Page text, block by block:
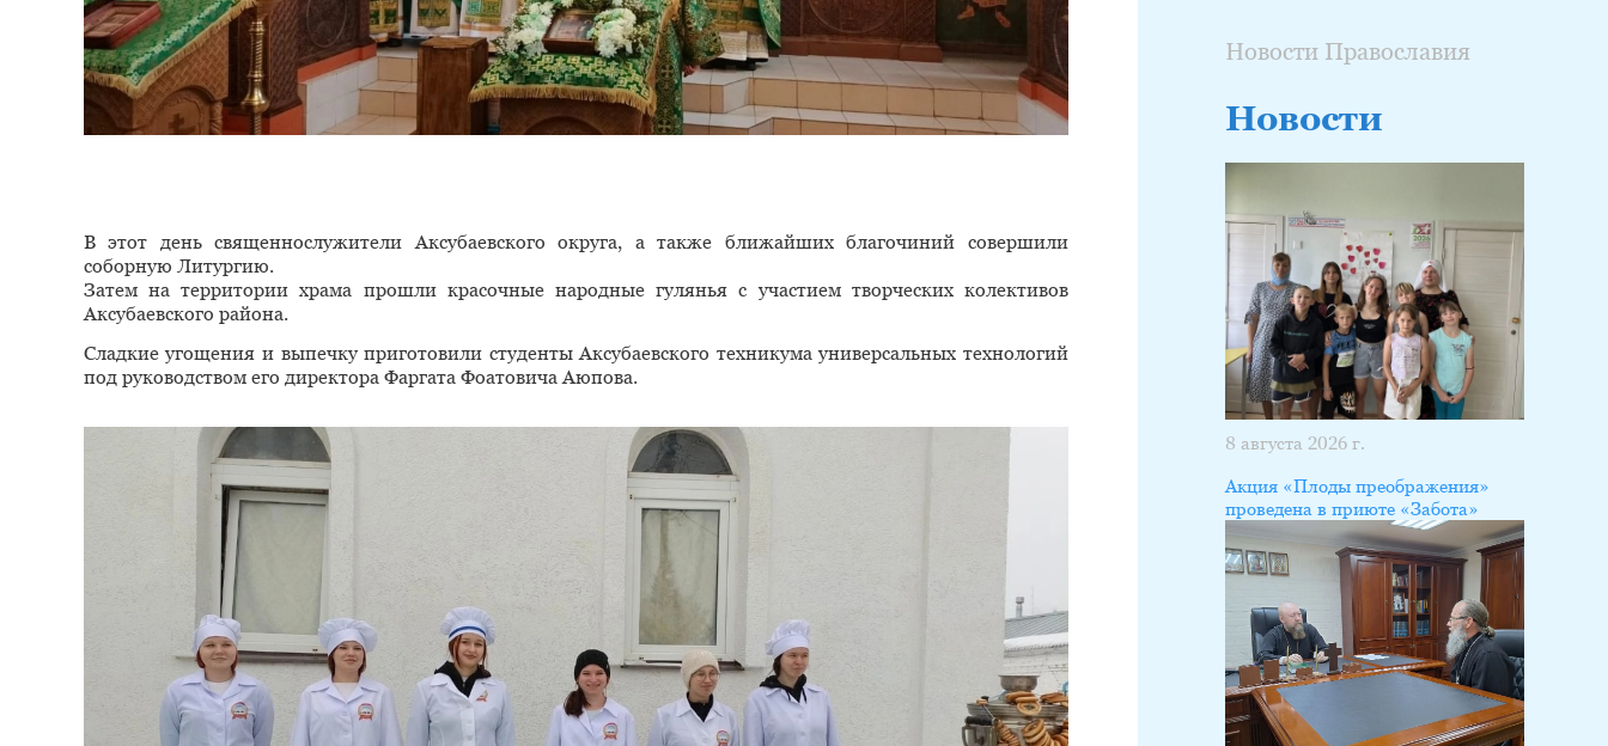
В этот день священнослужители Аксубаевского округа, а также ближайших благочиний совершили
соборную Литургию.
Затем на территории храма прошли красочные народные гулянья с участием творческих колективов
Аксубаевского района.
Сладкие угощения и выпечку приготовили студенты Аксубаевского техникума универсальных технологий
под руководством его директора Фаргата Фоатовича Аюпова.
Новости Православия
Новости
8 августа 2026 г.
Акция «Плоды преображения»
проведена в приюте «Забота»